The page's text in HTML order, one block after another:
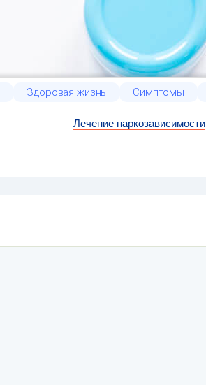
Здоровая жизнь Симптомы
Лечение наркозависимости